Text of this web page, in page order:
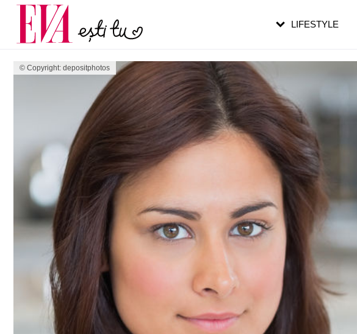
© Copyright: depositphotos
LIFESTYLE
Carieră
Actualitate